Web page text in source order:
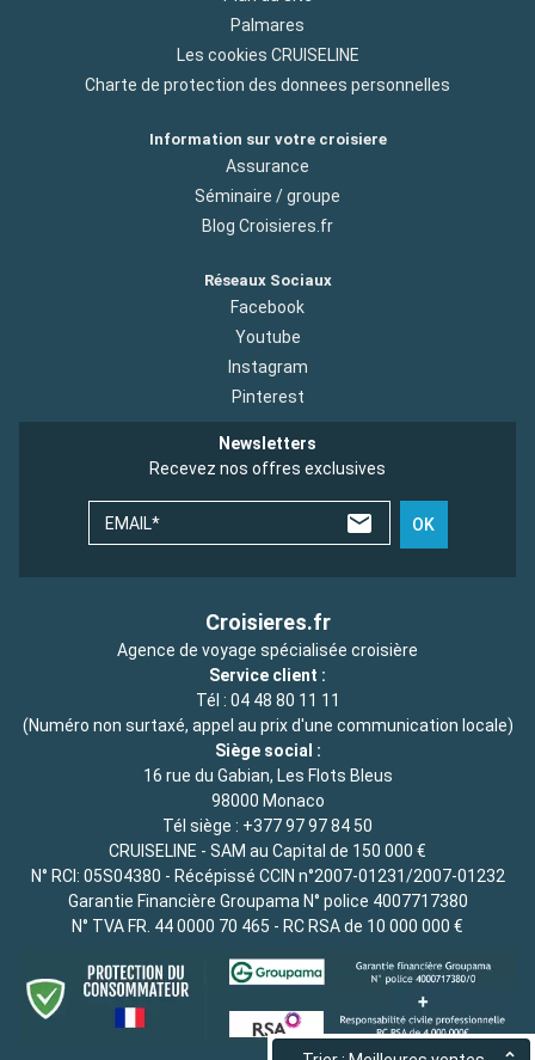
Palmares
Les cookies CRUISELINE
Charte de protection des donnees personnelles
Information sur votre croisiere
Assurance
Séminaire / groupe
Blog Croisieres.fr
Réseaux Sociaux
Facebook
Youtube
Instagram
Pinterest
Newsletters
Recevez nos offres exclusives
EMAIL* OK
Croisieres.fr
Agence de voyage spécialisée croisière
Service client :
Tél : 04 48 80 11 11
(Numéro non surtaxé, appel au prix d'une communication locale)
Siège social :
16 rue du Gabian, Les Flots Bleus
98000 Monaco
Tél siège : +377 97 97 84 50
CRUISELINE - SAM au Capital de 150 000 €
N° RCI: 05S04380 - Récépissé CCIN n°2007-01231/2007-01232
Garantie Financière Groupama N° police 4007717380
N° TVA FR. 44 0000 70 465 - RC RSA de 10 000 000 €